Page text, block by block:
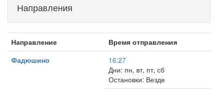
Направления
Направление
Время отправления
Фадюшино
16:27
Дни: пн, вт, пт, сб
Остановки: Везде